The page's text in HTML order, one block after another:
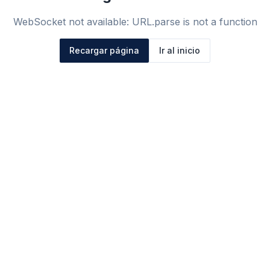
WebSocket not available: URL.parse is not a function
Recargar página Ir al inicio